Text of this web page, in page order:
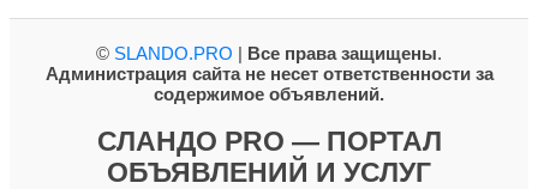
© SLANDO.PRO | Все права защищены.
Администрация сайта не несет ответственности за
содержимое объявлений.
СЛАНДО PRO — ПОРТАЛ
ОБЪЯВЛЕНИЙ И УСЛУГ